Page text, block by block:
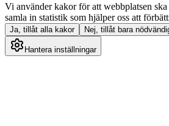
Vi använder kakor för att webbplatsen
samla in statistik som hjälper oss att
Ja, tillåt alla kakor Nej, tillåt bara
Hantera inställningar